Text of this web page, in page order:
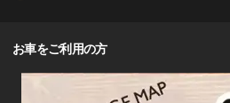
お車をご利用の方